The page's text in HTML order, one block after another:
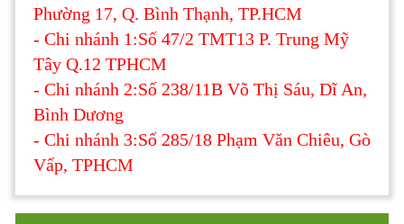
Phường 17, Q. Bình Thạnh, TP.HCM
- Chi nhánh 1:Số 47/2 TMT13 P. Trung Mỹ
Tây Q.12 TPHCM
- Chi nhánh 2:Số 238/11B Võ Thị Sáu, Dĩ An,
Bình Dương
- Chi nhánh 3:Số 285/18 Phạm Văn Chiêu, Gò
Vấp, TPHCM